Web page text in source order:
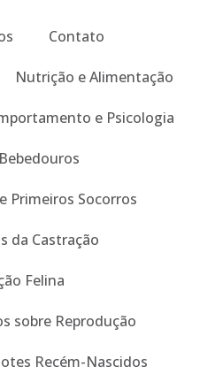
Contato
Nutrição e Alimentação
e Psicologia
Primeiros Socorros
da Castração
Felina
sobre Reprodução
Recém-Nascidos